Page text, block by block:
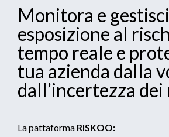
Monitora e
esposizione al
tempo reale e
tua azienda dalla
dall’incertezza
La pattaforma RISKOO: